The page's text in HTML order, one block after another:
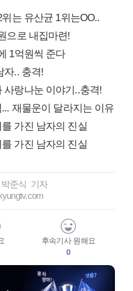
는 유산균 1위는OO..
으로 내집마련!
1억원씩 준다
자.. 충격!
사랑나눈 이야기..충격!
재물운이 달라지는 이유
가진 남자의 진실
가진 남자의 진실
준식 기자
후속기사 원해요
0